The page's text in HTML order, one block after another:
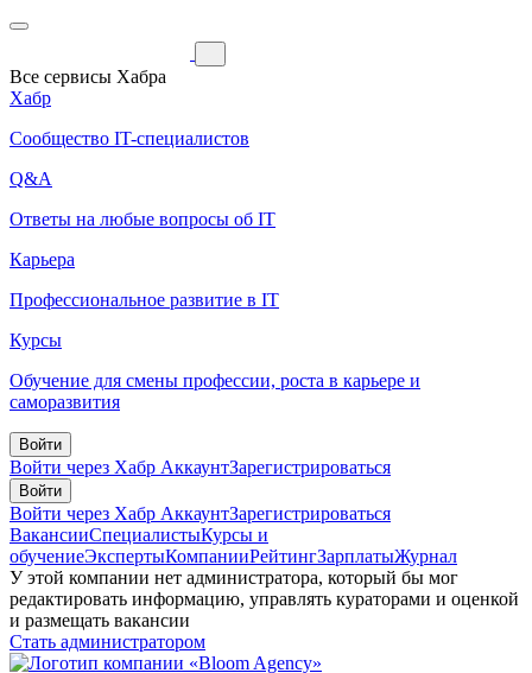
Все сервисы Хабра
Хабр
Сообщество IT-специалистов
Q&A
Ответы на любые вопросы об IT
Карьера
Профессиональное развитие в IT
Курсы
Обучение для смены профессии, роста в карьере и
саморазвития
Войти
Войти через Хабр АккаунтЗарегистрироваться
Войти
Войти через Хабр АккаунтЗарегистрироваться
ВакансииСпециалистыКурсы и
обучениеЭкспертыКомпанииРейтингЗарплатыЖурнал
У этой компании нет администратора, который бы мог
редактировать информацию, управлять кураторами и оценкой
и размещать вакансии
Стать администратором